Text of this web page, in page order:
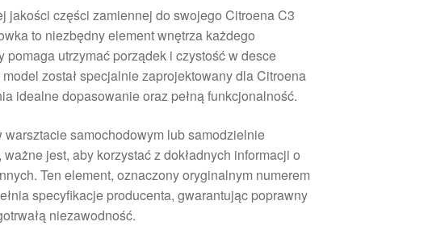
jakości części zamiennej do swojego Citroena C3
to niezbędny element wnętrza każdego
pomaga utrzymać porządek i czystość w desce
został specjalnie zaprojektowany dla Citroena
idealne dopasowanie oraz pełną funkcjonalność.
warsztacie samochodowym lub samodzielnie
jest, aby korzystać z dokładnych informacji o
Ten element, oznaczony oryginalnym numerem
specyfikacje producenta, gwarantując poprawny
niezawodność.